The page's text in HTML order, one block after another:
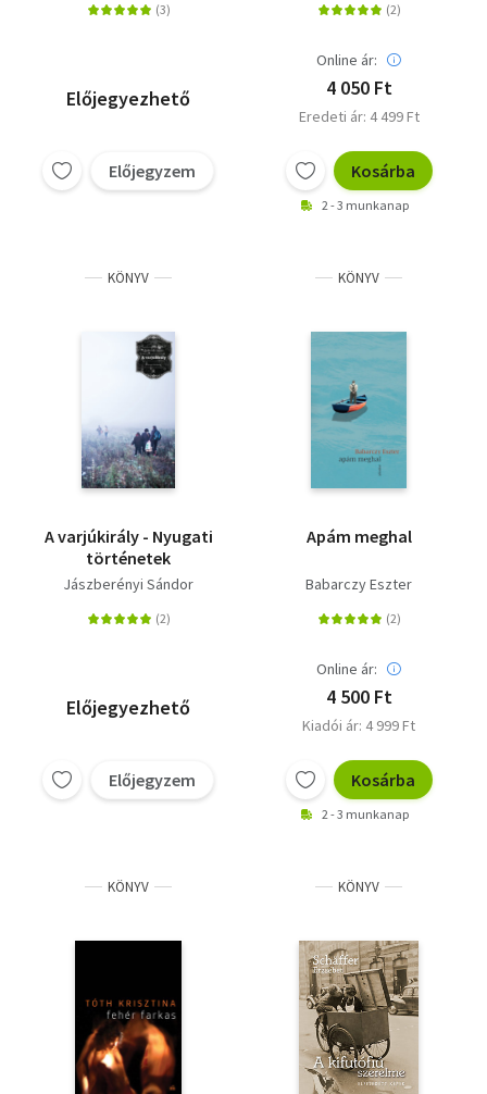
Előjegyezhető
Előjegyzem
Online ár:
4 050 Ft
Eredeti ár: 4 499 Ft
Kosárba
2 - 3 munkanap
KÖNYV
A varjúkirály - Nyugati
történetek
Jászberényi Sándor
Előjegyezhető
Előjegyzem
KÖNYV
Apám meghal
Babarczy Eszter
Online ár:
4 500 Ft
Kiadói ár: 4 999 Ft
Kosárba
2 - 3 munkanap
KÖNYV KÖNYV